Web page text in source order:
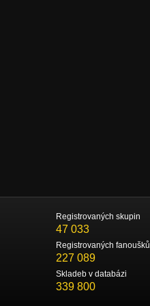
Registrovaných skupin
47 033
Registrovaných fanoušků
227 089
Skladeb v databázi
339 800